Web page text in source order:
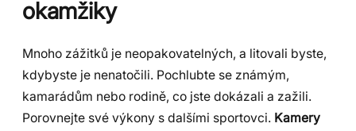
okamžiky
Mnoho zážitků je neopakovatelných, a litovali byste,
kdybyste je nenatočili. Pochlubte se známým,
kamarádům nebo rodině, co jste dokázali a zažili.
Porovnejte své výkony s dalšími sportovci. Kamery